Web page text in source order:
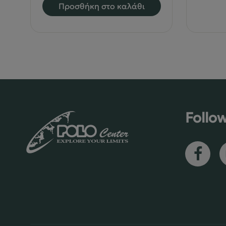
€185.00.είναι:
Προσθήκη στο καλάθι